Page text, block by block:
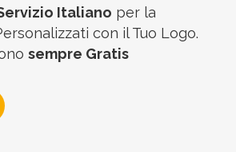
Italiano per la
con il Tuo Logo.
sempre Gratis